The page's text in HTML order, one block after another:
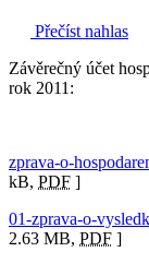
Přečíst nahlas
Závěrečný účet
rok 2011:
zprava-o-
kB, PDF ]
01-zprava-o-
2.63 MB, PDF ]